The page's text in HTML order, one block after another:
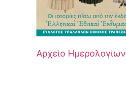
Αρχείο Ημερολογίων